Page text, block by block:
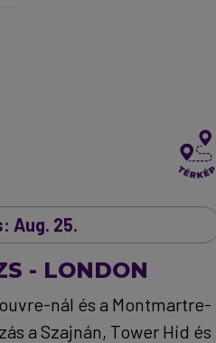
Aug. 25.
- LONDON
nál és a Montmartre-
a Szajnán, Tower Híd és